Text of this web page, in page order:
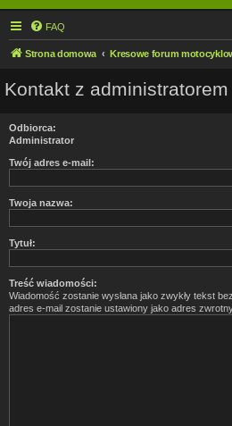
FAQ
Strona domowa Kresowe forum
Kontakt z
Odbiorca:
Administrator
Twój adres e-mail:
Twoja nazwa:
Tytuł:
Treść wiadomości:
Wiadomość zostanie wysłana jako zwykły tekst
adres e-mail zostanie ustawiony jako adres